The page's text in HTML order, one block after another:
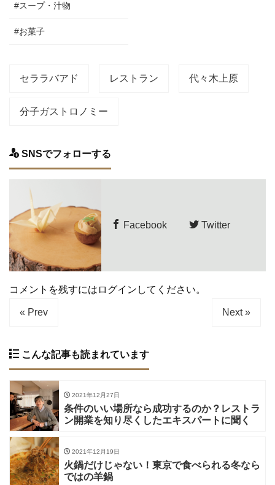
#スープ・汁物
#お菓子
セララバアド レストラン 代々木上原
分子ガストロノミー
SNSでフォローする
Facebook Twitter
コメントを残すにはログインしてください。
« Prev Next »
こんな記事も読まれています
2021年12月27日
条件のいい場所なら成功するのか？レストラ
ン開業を知り尽くしたエキスパートに聞く
2021年12月19日
火鍋だけじゃない！東京で食べられる冬なら
ではの羊鍋